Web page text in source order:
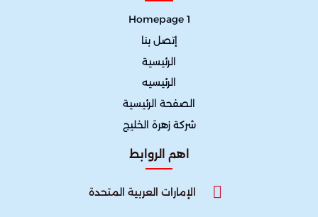
Homepage 1
إتصل بنا
الرئيسية
الرئيسيه
الصفحة الرئيسية
شركة زهرة الخليج
اهم الروابط
الإمارات العربية المتحدة